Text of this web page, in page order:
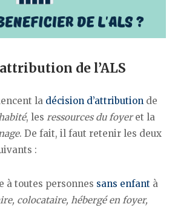
de l’ALS
la décision d’attribution de
, les ressources du foyeret la
. De fait, il faut retenir les deux
:
à toutes personnes sans enfant à
colocataire, hébergé en foyer,